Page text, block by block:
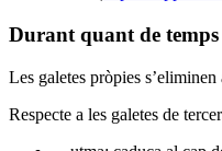
Durant quant de temps
Les galetes pròpies
Respecte a les galetes de